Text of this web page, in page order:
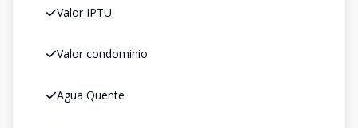
Valor IPTU
Valor condominio
Agua Quente